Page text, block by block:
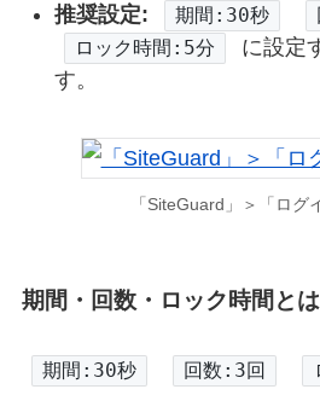
推奨設定:
期間:30秒
ロック時間:5分
に設定
す。
「SiteGuard」＞「ログ
期間・回数・ロック時間と
期間:30秒 回数:3回